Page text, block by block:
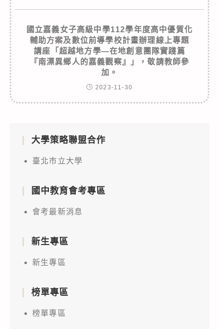
國立嘉義女子高級中學112學年度高中優質化
輔助方案及數位前導學校計畫辦理線上專題
講座「超越地方學—在地創意團隊實踐篇
『南漂異鄉人的嘉義觀察』」，敬請教師參
加。
2023-11-30
大學策略聯盟合作
臺北市立大學
國中教育會考專區
會考最新消息
新生專區
新生專區
榜單專區
榜單專區